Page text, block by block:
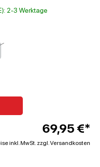
2-3 Werktage
69,95 €*
inkl. MwSt. zzgl. Versandkosten